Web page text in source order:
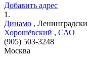
Добавить адрес
1.
Динамо ,
Хорошёвский , САО
(905) 503-3248
Москва